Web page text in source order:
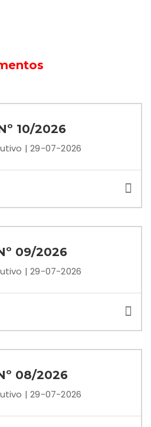
10/2026
| 29-07-2026
09/2026
| 29-07-2026
08/2026
| 29-07-2026